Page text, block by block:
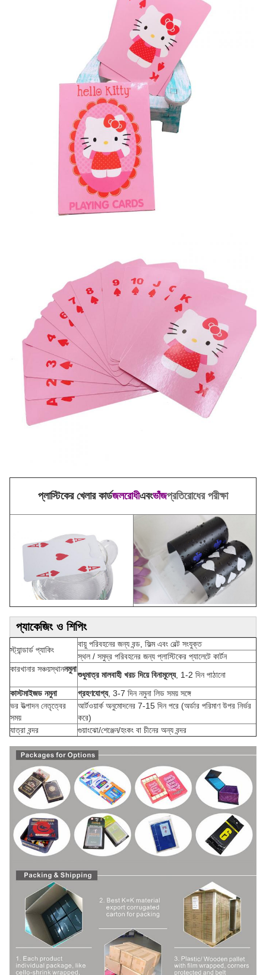
প্লাস্টিকের খেলার কার্ডজলরোধীএবংভাঁজপ্রতিরোধের পরীক্ষা
প্যাকেজিং ও শিপিং
স্ট্যান্ডার্ড প্যাকিং
বায়ু পরিবহনের জন্য বন্ড, ফিল্ম এবং বেল্ট সংযুক্ত
স্থল / সমুদ্র পরিবহনের জন্য প্লাস্টিকের প্যালেটে কার্টন
কারখানার সঞ্চয়স্থাননমুনা
শুধুমাত্র মালবাহী খরচ দিয়ে বিনামূল্যে, 1-2 দিন পাঠানো
কাস্টমাইজড নমুনা
গ্রহণযোগ্য, 3-7 দিন নমুনা লিড সময় সঙ্গে
ভর উত্পাদন নেতৃত্বের
সময়
আর্টওয়ার্ক অনুমোদনের 7-15 দিন পরে (অর্ডার পরিমাণ উপর নির্ভর
করে)
যাত্রা বন্দর
গুয়াংঝো/শেঞ্জেন/হংকং বা চীনের অন্য বন্দর